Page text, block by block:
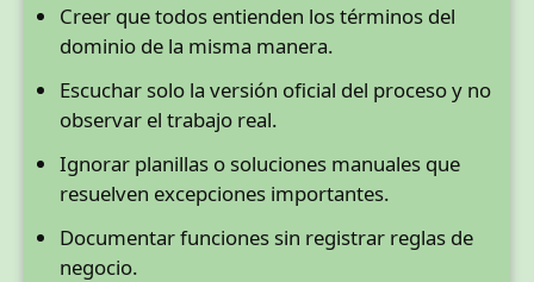
Creer que todos entienden los términos del
dominio de la misma manera.
Escuchar solo la versión oficial del proceso y no
observar el trabajo real.
Ignorar planillas o soluciones manuales que
resuelven excepciones importantes.
Documentar funciones sin registrar reglas de
negocio.